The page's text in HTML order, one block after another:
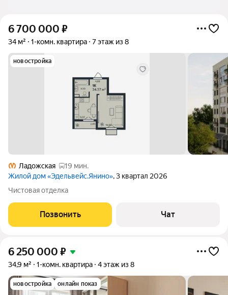
6 700 000 ₽
34 м² 1-комн. квартира 7 этаж из 8
новостройка
Ладожская
19 мин.
Жилой дом «Эдельвейс.Янино», 3 квартал 2026
Чистовая отделка
Позвонить Чат
6 250 000 ₽
34,9 м² 1-комн. квартира 4 этаж из 8
новостройка онлайн показ